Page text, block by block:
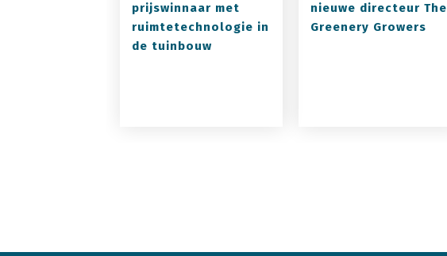
prijswinnaar met
ruimtetechnologie in
de tuinbouw
nieuwe directeur The
Greenery Growers